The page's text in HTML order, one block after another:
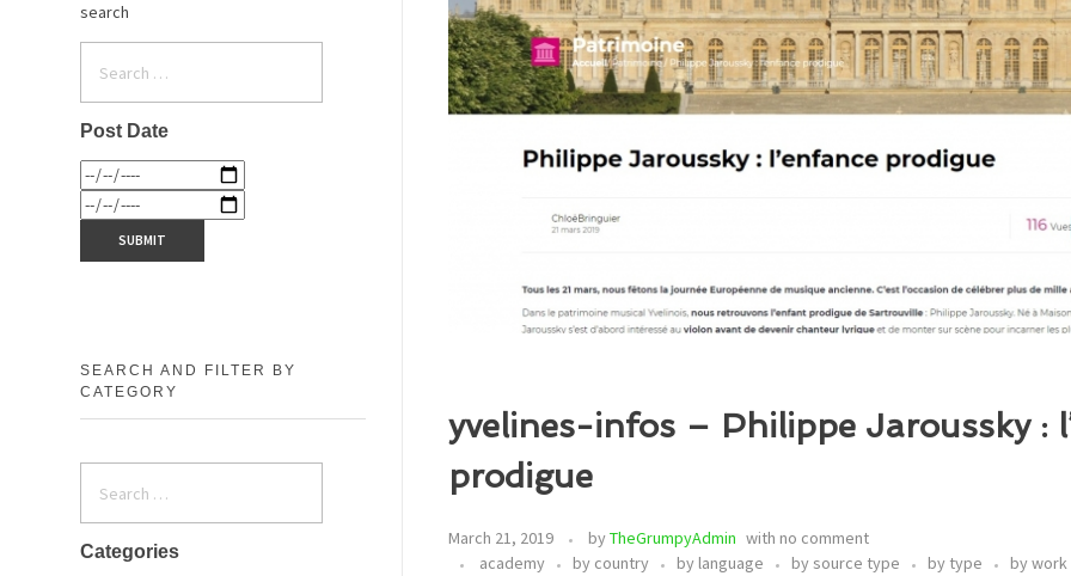
yvelines-infos – Philippe Jaroussky :
prodigue
March 21, 2019 byTheGrumpyAdmin with no comment
academy
by country by language by source type by type
by work
search
Post Date
SEARCH AND FILTER BY
CATEGORY
Categories